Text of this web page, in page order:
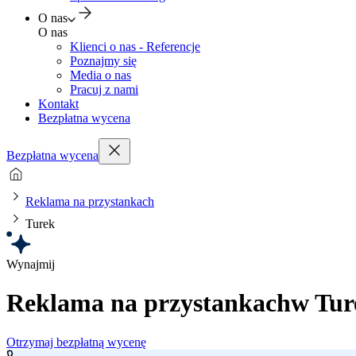
O nas
O nas
Klienci o nas - Referencje
Poznajmy się
Media o nas
Pracuj z nami
Kontakt
Bezpłatna wycena
Bezpłatna wycena
Reklama na przystankach
Turek
Wynajmij
Reklama na przystankachw
Otrzymaj bezpłatną wycenę